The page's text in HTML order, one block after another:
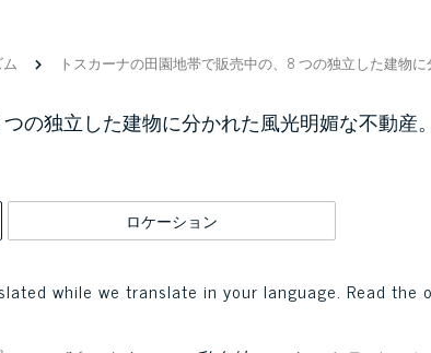
トスカーナの田園地帯で販売中の、8 つの独立した建物
の独立した建物に分かれた風光明媚な不動産
ロケーション
while we translate in your language. Read the